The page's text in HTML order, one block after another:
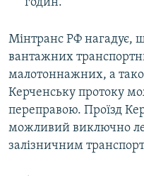
годин.
Мінтранс РФ нагадує,
вантажних
малотоннажних, а
Керченську протоку
переправою. Проїзд
можливий виключно
залізничним